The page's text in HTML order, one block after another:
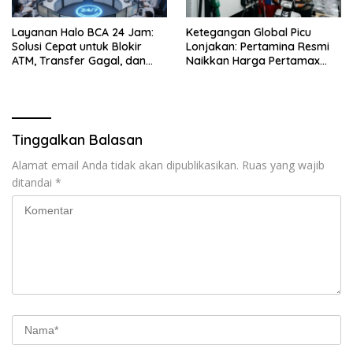
Layanan Halo BCA 24 Jam:
Solusi Cepat untuk Blokir
ATM, Transfer Gagal, dan
Ketegangan Global Picu
Lonjakan: Pertamina Resmi
Naikkan Harga Pertamax
Tinggalkan Balasan
Alamat email Anda tidak akan dipublikasikan. Ruas yang wajib
ditandai *